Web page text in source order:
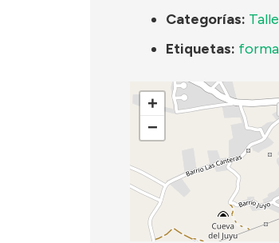
Categorías:
Etiquetas:
+
−